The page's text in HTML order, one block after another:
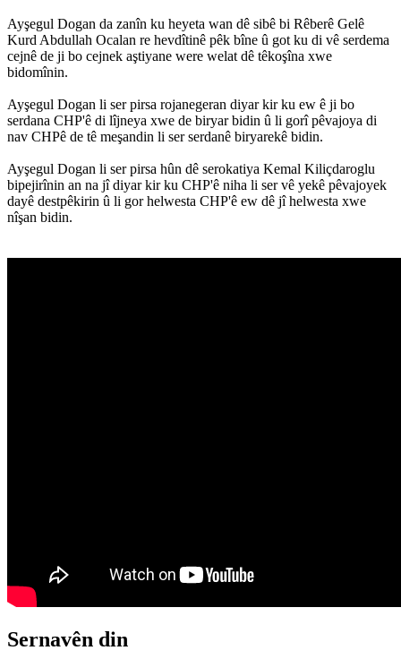
Ayşegul Dogan da zanîn ku heyeta wan dê sibê bi Rêberê Gelê
Kurd Abdullah Ocalan re hevdîtinê pêk bîne û got ku di vê serdema
cejnê de ji bo cejnek aştiyane were welat dê têkoşîna xwe
bidomînin.
Ayşegul Dogan li ser pirsa rojanegeran diyar kir ku ew ê ji bo
serdana CHP'ê di lîjneya xwe de biryar bidin û li gorî pêvajoya di
nav CHPê de tê meşandin li ser serdanê biryarekê bidin.
Ayşegul Dogan li ser pirsa hûn dê serokatiya Kemal Kiliçdaroglu
bipejirînin an na jî diyar kir ku CHP'ê niha li ser vê yekê pêvajoyek
dayê destpêkirin û li gor helwesta CHP'ê ew dê jî helwesta xwe
nîşan bidin.
Sernavên din